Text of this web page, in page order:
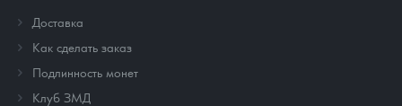
Доставка
Как сделать заказ
Подлинность монет
Клуб ЗМД